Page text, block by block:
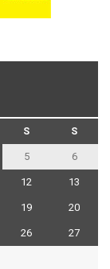
S S
5 6
12 13
19 20
26 27